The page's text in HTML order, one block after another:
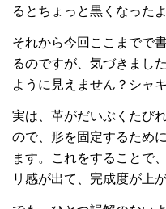
るとちょっと黒くなったよ
それから今回ここまでで
るのですが、気づきまし
ように見えません？シャ
実は、革がだいぶくたび
ので、形を固定するため
ます。これをすることで
リ感が出て、完成度が上が